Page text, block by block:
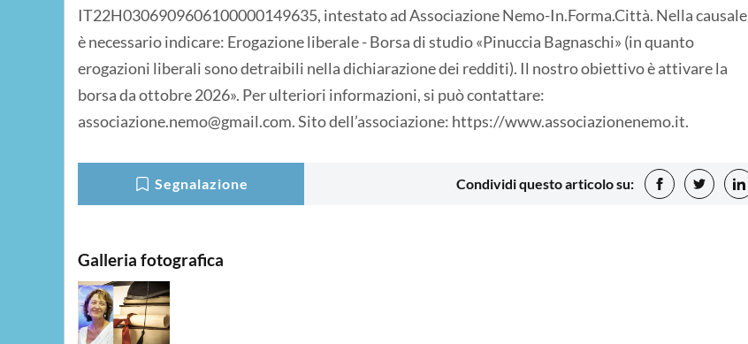
IT22H0306909606100000149635, intestato ad Associazione Nemo-In.Forma.Città. Nella causale
è necessario indicare: Erogazione liberale - Borsa di studio «Pinuccia Bagnaschi» (in quanto
erogazioni liberali sono detraibili nella dichiarazione dei redditi). Il nostro obiettivo è attivare la
borsa da ottobre 2026». Per ulteriori informazioni, si può contattare:
associazione.nemo@gmail.com. Sito dell’associazione: https://www.associazionenemo.it.
Segnalazione Condividi questo articolo su:
Galleria fotografica